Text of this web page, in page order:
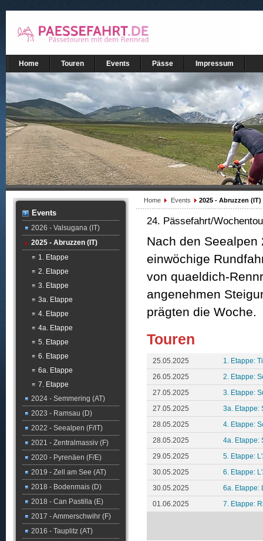
Home Touren Events Pässe Impressum
Events
2026 - Valsugana (IT)
2025 - Abruzzen (IT)
1. Etappe
2. Etappe
3. Etappe
3a. Etappe
4. Etappe
4a. Etappe
5. Etappe
6. Etappe
6a. Etappe
7. Etappe
2024 - Semmering (AT)
2023 - Ramsau (D)
2022 - Seealpen (F/IT)
2021 - Zentralmassiv (F)
2020 - Pyrenäen (F/E)
2019 - Zell am See (AT)
2018 - Bodenmais (D)
2018 - Can Pastilla (E)
2017 - Ammerschwihr (F)
2016 - Tauplitz (AT)
Home Events 2025 - Abruzzen (IT)
24. Pässefahrt/
Nach den
einwöchige
von quaeldich-
angenehmen
prägten die Woche.
Touren
25.05.2025
1. Etappe:
26.05.2025
2. Etappe:
27.05.2025
3. Etappe:
27.05.2025
3a. Etappe:
28.05.2025
4. Etappe:
28.05.2025
4a. Etappe:
29.05.2025
5. Etappe:
30.05.2025
6. Etappe:
30.05.2025
6a. Etappe:
01.06.2025
7. Etappe: